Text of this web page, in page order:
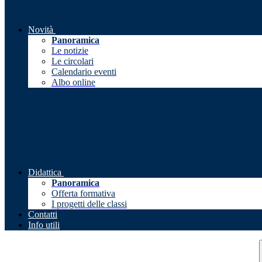
Novità
Panoramica
Le notizie
Le circolari
Calendario eventi
Albo online
Didattica
Panoramica
Offerta formativa
I progetti delle classi
Contatti
Info utili